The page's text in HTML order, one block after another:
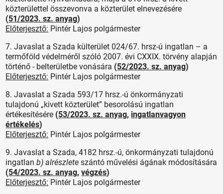
közterülettel összevonva a közterület elnevezésére
(51/2023. sz. anyag)
Előterjesztő: Pintér Lajos polgármester
7. Javaslat a Szada külterület 024/67. hrsz-ú ingatlan – a
termőföld védelméről szóló 2007. évi CXXIX. törvény alapján
történő - belterületbe vonására (52/2023. sz. anyag)
Előterjesztő: Pintér Lajos polgármester
8. Javaslat a Szada 593/17 hrsz.-ú önkormányzati
tulajdonú „kivett közterület” besorolású ingatlan
értékesítésére (53/2023. sz. anyag, ingatlanvagyon
értékelés)
Előterjesztő: Pintér Lajos polgármester
9. Javaslat a Szada, 4182 hrsz.-ú, önkormányzati tulajdonú
ingatlanb) alrészlete szántó művelési ágának módosítására
(54/2023. sz. anyag,végzés)
Előterjesztő: Pintér Lajos polgármester